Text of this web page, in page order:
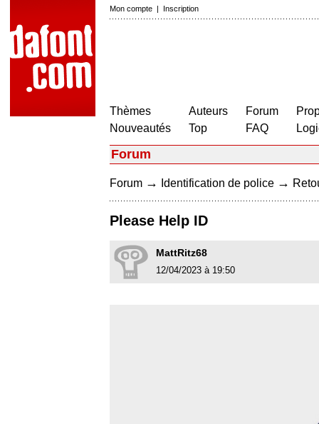
Mon compte | Inscription
Thèmes
Nouveautés
Auteurs
Top
Forum
FAQ
Forum
Forum → Identification de police →
Please Help ID
MattRitz68
12/04/2023 à 19:50